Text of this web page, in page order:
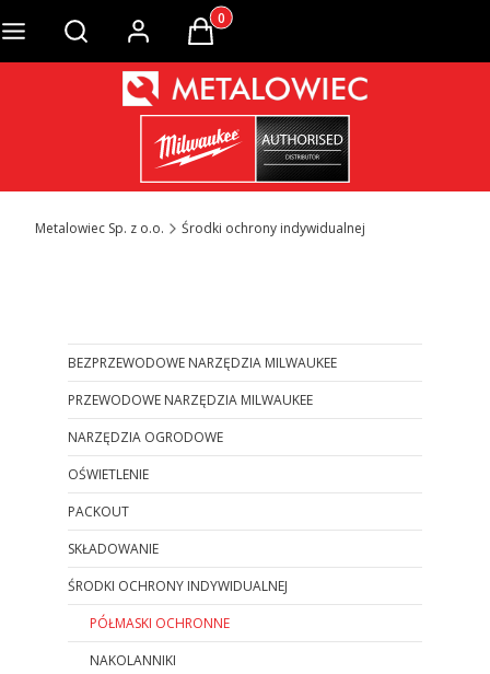
Otwórz wyszukiwarkęProdukty w koszyku: 0. Zobacz
Metalowiec Sp. z o.o. Środki ochrony indywidualnej
BEZPRZEWODOWE NARZĘDZIA MILWAUKEE
PRZEWODOWE NARZĘDZIA MILWAUKEE
NARZĘDZIA OGRODOWE
OŚWIETLENIE
PACKOUT
SKŁADOWANIE
ŚRODKI OCHRONY INDYWIDUALNEJ
PÓŁMASKI OCHRONNE
NAKOLANNIKI